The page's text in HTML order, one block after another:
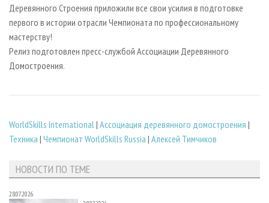
Деревянного Строения приложили все свои усилия в подготовке
первого в истории отрасли Чемпионата по профессиональному
мастерству!
Релиз подготовлен пресс-службой Ассоциации Деревянного
Домостроения.
WorldSkills International| Ассоциация деревянного домостроения |
Техника | Чемпионат WorldSkills Russia | Алексей Тимчиков
НОВОСТИ ПО ТЕМЕ
28.07.2026